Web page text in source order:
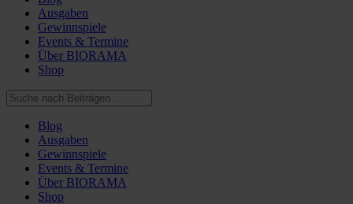
Ausgaben
Gewinnspiele
Events & Termine
Über BIORAMA
Shop
Blog
Ausgaben
Gewinnspiele
Events & Termine
Über BIORAMA
Shop